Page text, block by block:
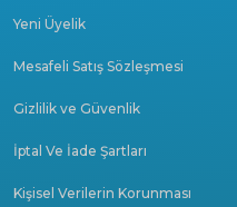
Yeni Üyelik
Mesafeli Satış Sözleşmesi
Gizlilik ve Güvenlik
İptal Ve İade Şartları
Kişisel Verilerin Korunması